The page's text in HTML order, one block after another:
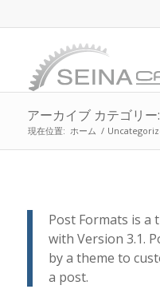
アーカイブ カテゴリ
現在位置: ホーム /
Post Formats is a
with Version 3.1.
by a theme to
a post.